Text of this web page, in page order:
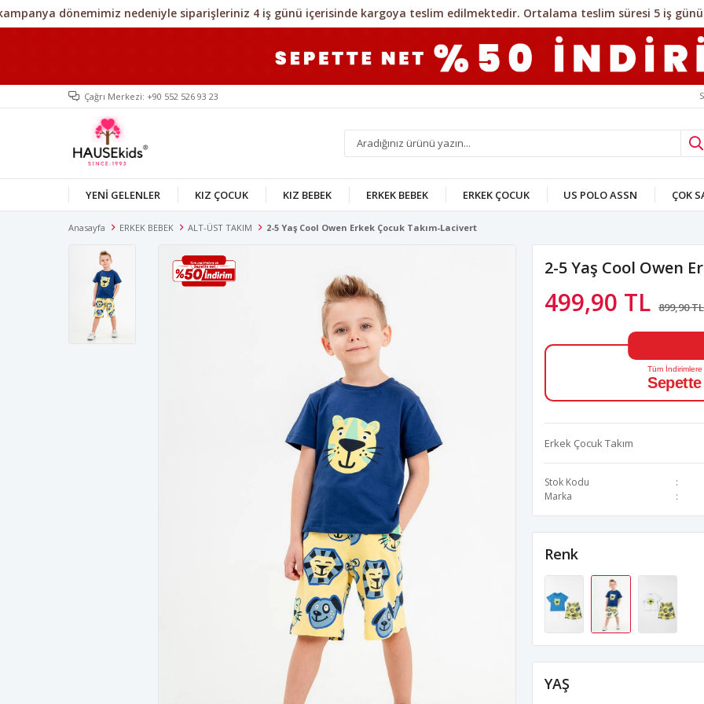
Çağrı Merkezi: +90 552 526 93 23
YENİ GELENLER KIZ ÇOCUK KIZ BEBEK ERKEK BEBEK ERKEK ÇOCUK US POLO ASSN ÇOK
Anasayfa ERKEK BEBEK ALT-ÜST TAKIM 2-5 Yaş Cool Owen Erkek Çocuk Takım-Lacivert
2-5 Yaş Cool Owen
499,90 TL 899,90 TL
Tüm İndirimlere
Erkek Çocuk Takım
Stok Kodu
Marka
Renk
YAŞ